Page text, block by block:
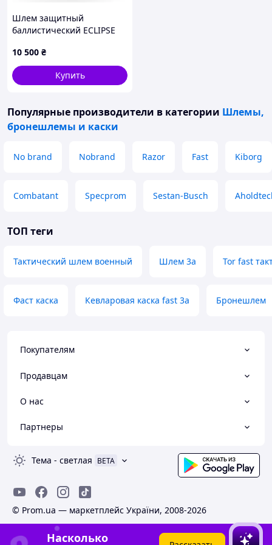
Шлем защитный
баллистический ECLIPSE
10 500 ₴
Купить
Популярные производители в категории Шлемы,
бронешлемы и каски
No brand Nobrand Razor Fast Kiborg
Combatant Specprom Sestan-Busch
ТОП теги
Тактический шлем военный Шлем 3а Tor fast
Фаст каска Кевларовая каска fast 3a Бронешлем
Покупателям
Продавцам
О нас
Партнеры
Тема - светлая BETA
© Prom.ua — маркетплейс України, 2008-2026
Насколько